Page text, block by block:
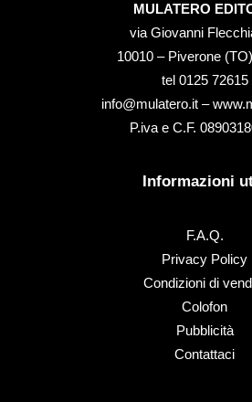
MULATERO
via Giovanni
10010 – Piverone
tel ‭0125 72615‬
info@mulatero.it –
P.iva e C.F.
Informazioni
F.A.Q.
Privacy Policy
Condizioni di
Colofon
Pubblicità
Contattaci